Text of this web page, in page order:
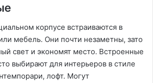
корпусе встраиваются в
мебель. Они почти незаметны, зато
свет и экономят место. Встроенные
выбирают для интерьеров в стиле
лофт. Могут